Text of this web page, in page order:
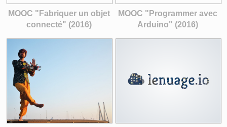
MOOC "Fabriquer un objet
connecté" (2016)
MOOC "Programmer avec
Arduino" (2016)